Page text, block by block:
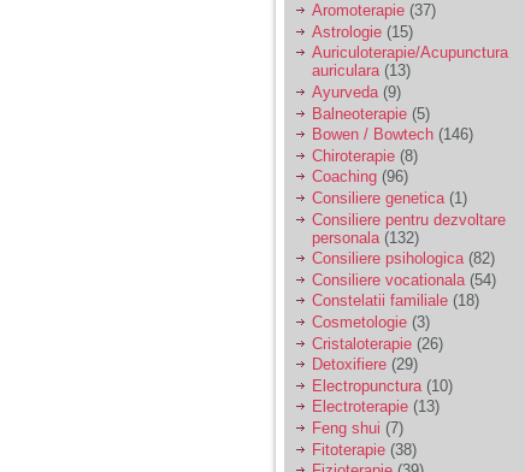
Sunt casatorita, am
31 de ani si un copil in
varsta de 2 ani care
mi-e lumina ochilor.
De ceva timp simt ca
mi s-a adunat
oboseala, o oboseala
cronica de care nu pot
scapa si simt ca din
cauza ei nu pot
controla nervii si
cateodata are copilul
de suferit.
Am o bariera peste
care nu pot trece:
prietena mea a ramas
insarcinata cu o fata.
Am fost de comun
acord sa facem un
copil, cu gandul ca e
baiat.
Aromoterapie (37)
Astrologie (15)
Auriculoterapie/Acupunctura
auriculara(13)
Ayurveda(9)
Balneoterapie (5)
Bowen / Bowtech (146)
Chiroterapie (8)
Coaching (96)
Consiliere genetica(1)
Consiliere pentru dezvoltare
personala (132)
Consiliere psihologica(82)
Consiliere vocationala (54)
Constelatii familiale (18)
Cosmetologie (3)
Cristaloterapie (26)
Detoxifiere (29)
Electropunctura (10)
Electroterapie (13)
Feng shui (7)
Fitoterapie (38)